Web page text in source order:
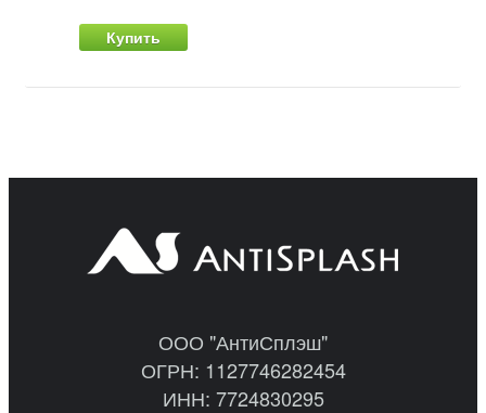
Купить
ООО "АнтиСплэш"
ОГРН: 1127746282454
ИНН: 7724830295